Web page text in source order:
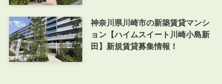
神奈川県川崎市の新築賃貸マンシ
ョン【ハイムスイート川崎小島新
田】新規賃貸募集情報！